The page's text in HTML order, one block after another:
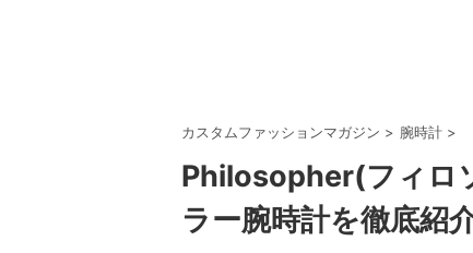
カスタムファッションマガジン > 腕時計 >
Philosopher(フィロ
ラー腕時計を徹底紹